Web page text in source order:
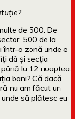
de 500. De
500 de la
într-o zonă unde e
dă și secția
la 12 noaptea.
bani? Că dacă
nu am făcut un
să plătesc eu